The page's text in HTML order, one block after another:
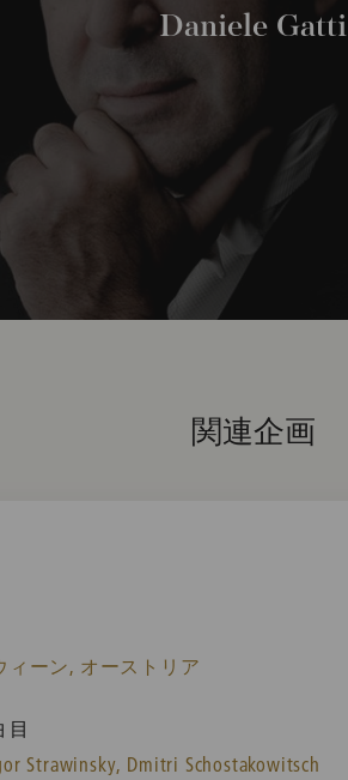
Daniele Gatti
関連企画
ィーン, オーストリア
目
Strawinsky, Dmitri Schostakowitsch